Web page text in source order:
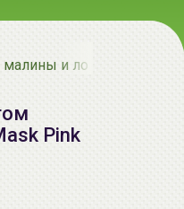
и лотоса | 20г |
Pink